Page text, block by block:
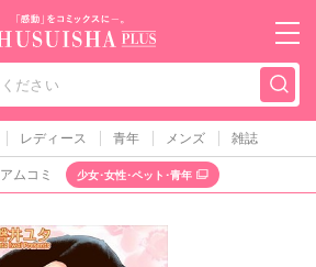
秋水社PLUS（テ
レディース 青年 メンズ 雑誌
アムコミ 少女･女性･ペット･青年